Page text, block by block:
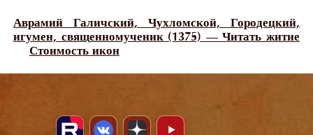
Аврамий Галичский, Чухломской, Городецкий,
игумен, священномученик (1375) — Читать житие
Стоимость икон